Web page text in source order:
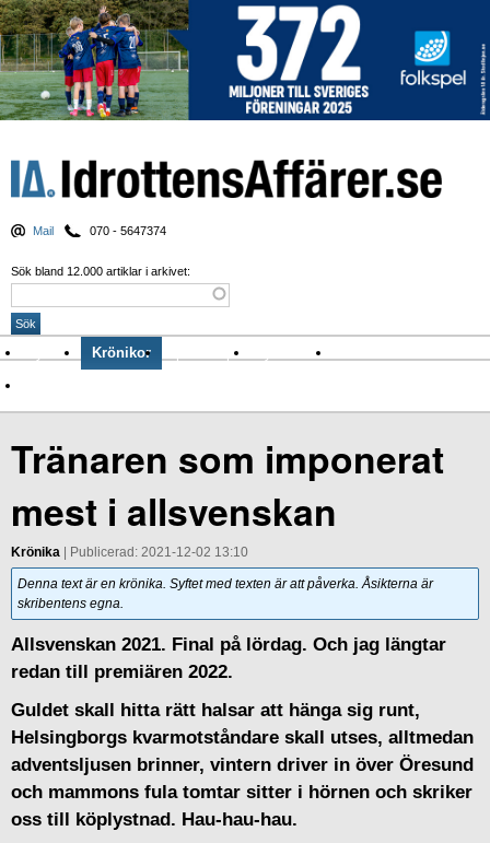
Mail 070 - 5647374
Sök bland 12.000 artiklar i arkivet:
Nyheter Krönikor Sport & spel Nyhetsbrev
Tränaren som imponerat
mest i allsvenskan
Krönika | Publicerad: 2021-12-02 13:10
Denna text är en krönika. Syftet med texten är att påverka. Åsikterna är
skribentens egna.
Allsvenskan 2021. Final på lördag. Och jag längtar
redan till premiären 2022.
Guldet skall hitta rätt halsar att hänga sig runt,
Helsingborgs kvarmotståndare skall utses, alltmedan
adventsljusen brinner, vintern driver in över Öresund
och mammons fula tomtar sitter i hörnen och skriker
oss till köplystnad. Hau-hau-hau.